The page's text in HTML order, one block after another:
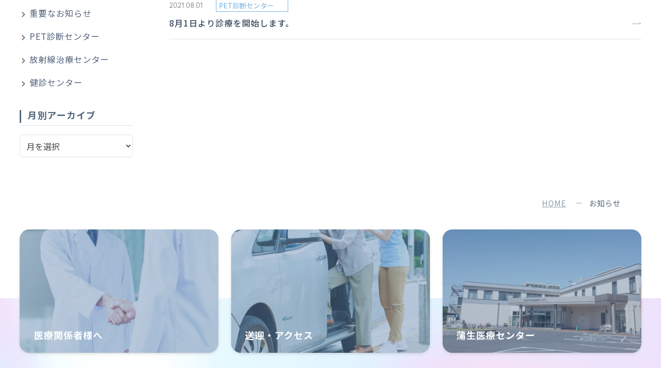
2021.08.01 PET診断センター
8月1日より診療を開始します。
重要なお知らせ
PET診断センター
放射線治療センター
健診センター
月別アーカイブ
HOME お知らせ
医療関係者様へ 送迎・アクセス 蒲生医療センター